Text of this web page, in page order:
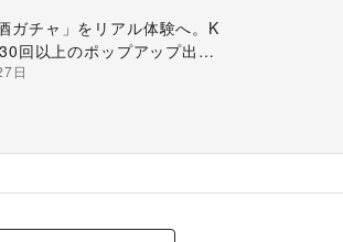
ガチャ」をリアル体験へ。K
回以上のポップアップ出店
しいお酒との出会い”
日